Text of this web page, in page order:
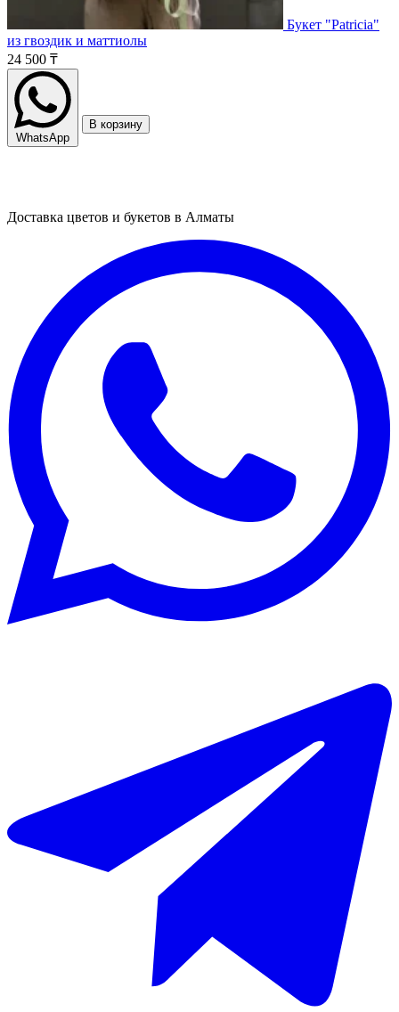
Букет "Patricia"
из гвоздик и маттиолы
24 500 ₸
WhatsApp
В корзину
Доставка цветов и букетов в Алматы